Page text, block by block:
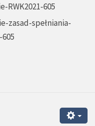
RWK2021-605
zasad-spełniania-